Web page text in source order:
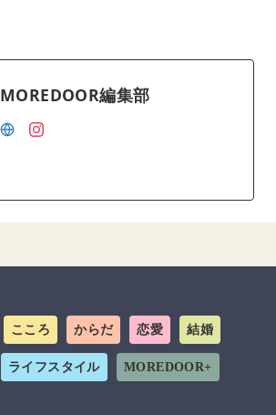
MOREDOOR編集部
こころ からだ 恋愛 結婚
ライフスタイル MOREDOOR+